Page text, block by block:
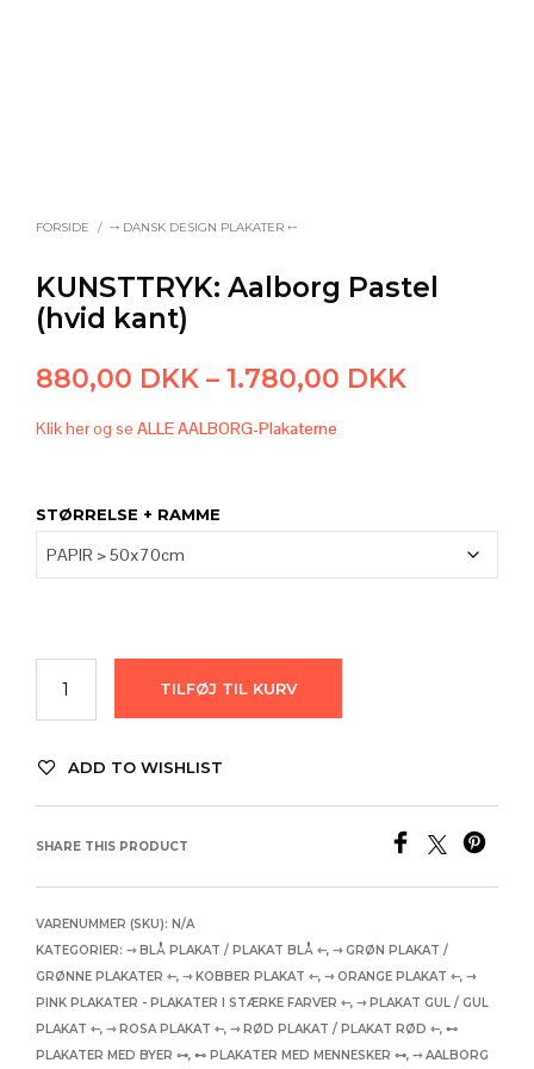
FORSIDE / ⤍ DANSK DESIGN PLAKATER ⤌
KUNSTTRYK: Aalborg Pastel
(hvid kant)
880,00 DKK – 1.780,00 DKK
Klik her og se ALLE AALBORG-Plakaterne
STØRRELSE + RAMME
TILFØJ TIL KURV
ADD TO WISHLIST
SHARE THIS PRODUCT
VARENUMMER (SKU): N/A
KATEGORIER: ⇾ BLÅ PLAKAT / PLAKAT BLÅ ⇽, ⇾ GRØN PLAKAT /
GRØNNE PLAKATER ⇽, ⇾ KOBBER PLAKAT ⇽, ⇾ ORANGE PLAKAT ⇽, ⇾
PINK PLAKATER - PLAKATER I STÆRKE FARVER ⇽, ⇾ PLAKAT GUL / GUL
PLAKAT ⇽, ⇾ ROSA PLAKAT ⇽, ⇾ RØD PLAKAT / PLAKAT RØD ⇽, ⊷
PLAKATER MED BYER ⊶, ⊷ PLAKATER MED MENNESKER ⊶, ⤍ AALBORG